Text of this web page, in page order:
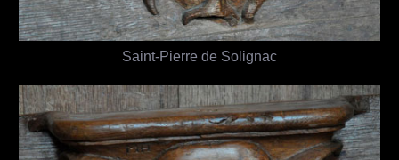
Saint-Pierre de Solignac